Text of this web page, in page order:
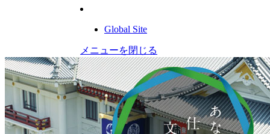
Global Site
メニューを閉じる